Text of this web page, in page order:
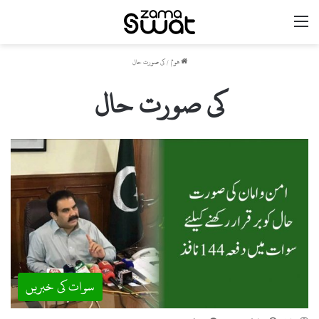
ھوم / کی صورت حال
کی صورت حال
سوات کی خبریں